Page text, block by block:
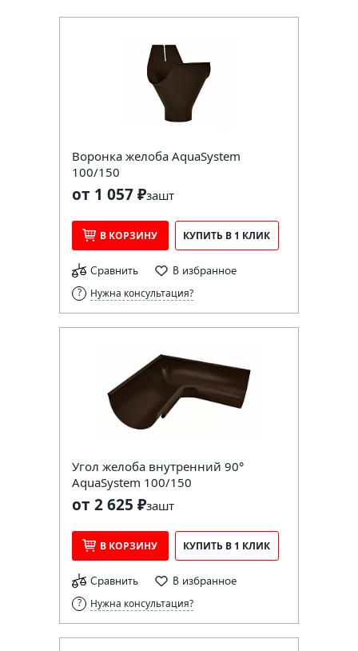
Воронка желоба AquaSystem
100/150
от 1 057 ₽зашт
В КОРЗИНУ КУПИТЬ В 1 КЛИК
Сравнить В избранное
Нужна консультация?
Угол желоба внутренний 90°
AquaSystem 100/150
от 2 625 ₽зашт
В КОРЗИНУ КУПИТЬ В 1 КЛИК
Сравнить В избранное
Нужна консультация?